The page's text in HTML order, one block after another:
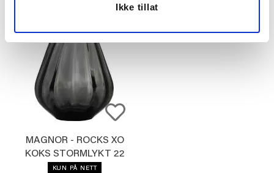
Ikke tillat
MAGNOR - ROCKS XO
KOKS STORMLYKT 22
CM
KUN PÅ NETT